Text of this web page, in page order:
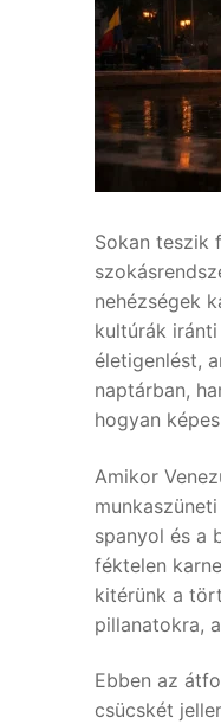
Sokan teszik
nehézségek
kultúrák
életigenlést,
naptárban,
hogyan
Amikor
spanyol és a
féktelen
kitérünk a
pillanatokra,
Ebben az
csücskét